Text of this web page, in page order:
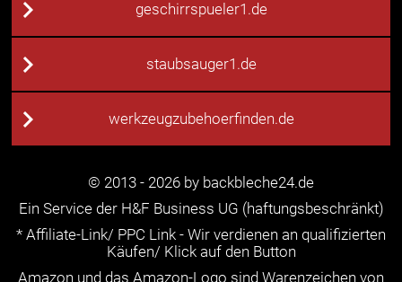
geschirrspueler1.de
staubsauger1.de
werkzeugzubehoerfinden.de
© 2013 - 2026 by backbleche24.de
Ein Service der H&F Business UG (haftungsbeschränkt)
* Affiliate-Link/ PPC Link - Wir verdienen an qualifizierten
Käufen/ Klick auf den Button
Amazon und das Amazon-Logo sind Warenzeichen von